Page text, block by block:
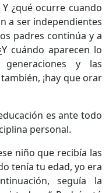
¿qué ocurre cuando
a ser independientes
padres continúa y a
cuándo aparecen lo
y las
¡hay que orar
es ante todo
personal.
niño que recibía las
tenía tu edad, yo era
seguía la